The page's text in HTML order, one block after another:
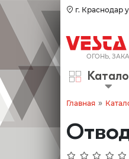
г. Краснодар
Главная »